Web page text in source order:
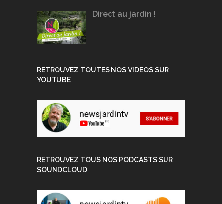
Direct au jardin !
RETROUVEZ TOUTES NOS VIDEOS SUR
YOUTUBE
RETROUVEZ TOUS NOS PODCASTS SUR
SOUNDCLOUD